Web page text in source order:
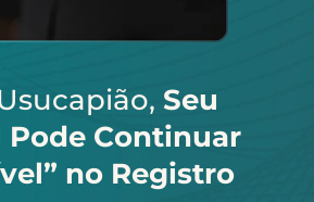
Seu
Pode Continuar
no Registro